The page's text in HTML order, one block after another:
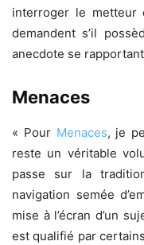
interroger le metteur
demandent s’il
anecdote se
Menaces
« Pour Menaces, je
reste un véritable
passe sur la
navigation semée
mise à l’écran d’un
est qualifié par